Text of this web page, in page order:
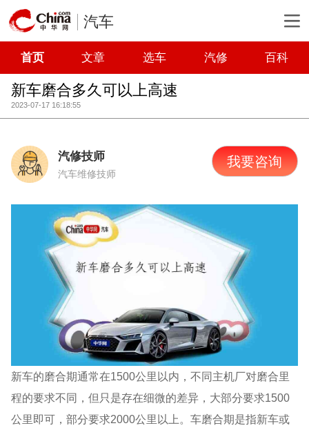
汽车
首页 文章 选车 汽修 百科
新车磨合多久可以上高速
2023-07-17 16:18:55
汽修技师
汽车维修技师
我要咨询
新车的磨合期通常在1500公里以内，不同主机厂对磨合里
程的要求不同，但只是存在细微的差异，大部分要求1500
公里即可，部分要求2000公里以上。车磨合期是指新车或